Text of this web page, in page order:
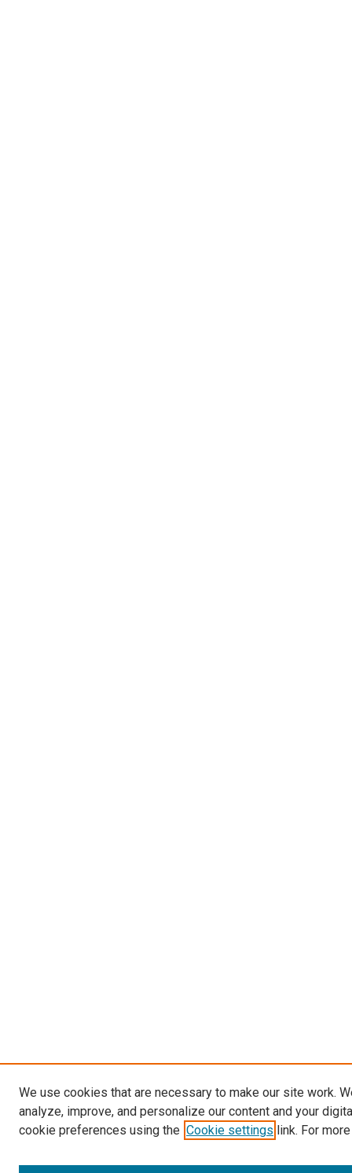
We use cookies that are necessary to make our site work.
analyze, improve, and personalize our content and your
cookie preferences using the Cookie settings link. For